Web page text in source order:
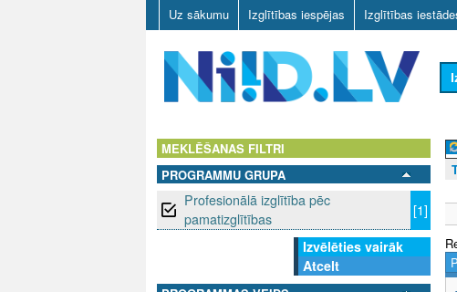
Uz sākumu Izglītības iespējas Izglītības
D
MEKLĒŠANAS FILTRI
PROGRAMMU GRUPA
Profesionālā izglītība pēc
pamatizglītības
[1]
Izvēlēties vairāk
Atcelt